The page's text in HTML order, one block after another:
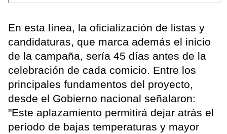
En esta línea, la oficialización de listas y
candidaturas, que marca además el inicio
de la campaña, sería 45 días antes de la
celebración de cada comicio. Entre los
principales fundamentos del proyecto,
desde el Gobierno nacional señalaron:
"Este aplazamiento permitirá dejar atrás el
período de bajas temperaturas y mayor